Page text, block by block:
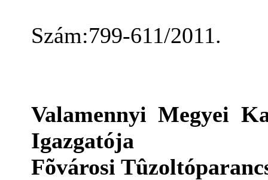
Szám:799-611/2011.
Valamennyi Megyei
Igazgatója
Fõvárosi